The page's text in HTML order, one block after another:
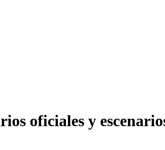
oficiales y